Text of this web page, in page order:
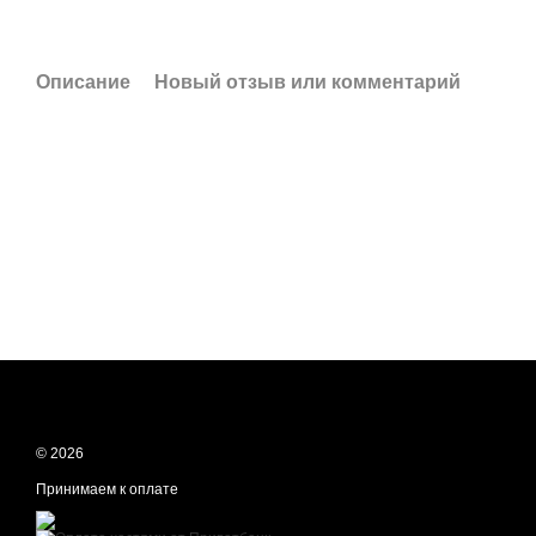
Описание Новый отзыв или комментарий
© 2026
Принимаем к оплате